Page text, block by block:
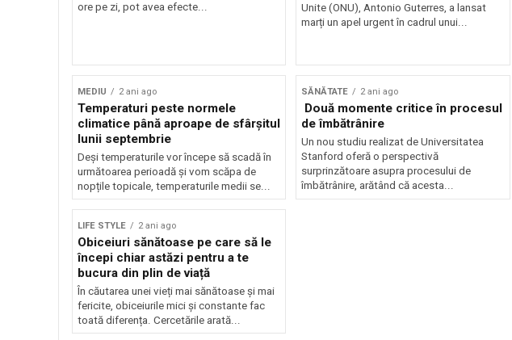
ore pe zi, pot avea efecte...
Unite (ONU), Antonio Guterres, a lansat
marți un apel urgent în cadrul unui...
MEDIU 2 ani ago
Temperaturi peste normele
climatice până aproape de sfârșitul
lunii septembrie
Deși temperaturile vor începe să scadă în
următoarea perioadă și vom scăpa de
nopțile topicale, temperaturile medii se...
SĂNĂTATE 2 ani ago
Două momente critice în procesul
de îmbătrânire
Un nou studiu realizat de Universitatea
Stanford oferă o perspectivă
surprinzătoare asupra procesului de
îmbătrânire, arătând că acesta...
LIFE STYLE 2 ani ago
Obiceiuri sănătoase pe care să le
începi chiar astăzi pentru a te
bucura din plin de viață
În căutarea unei vieți mai sănătoase și mai
fericite, obiceiurile mici și constante fac
toată diferența. Cercetările arată...